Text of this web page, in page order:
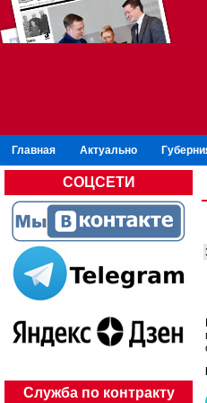
Главная Актуально
СОЦСЕТИ
Служба по контракту